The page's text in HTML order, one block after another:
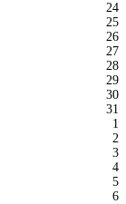
24
25
26
27
28
29
30
31
1
2
3
4
5
6